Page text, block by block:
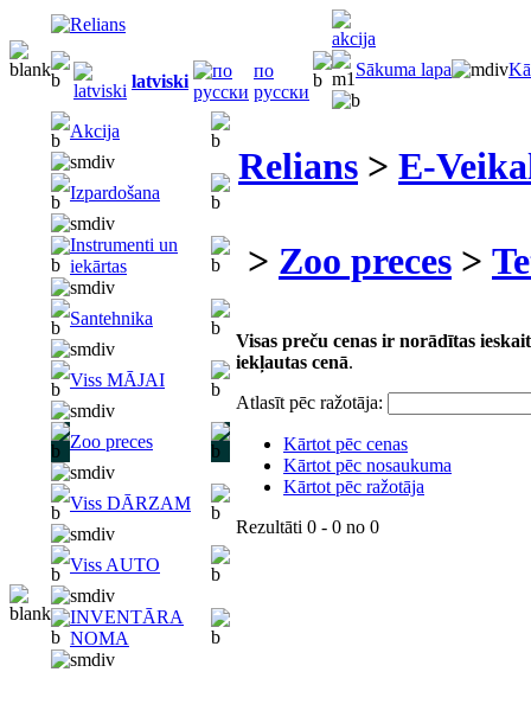
latviski
по
русски
Sākuma lapa
Akcija
Izpardošana
Instrumenti un
iekārtas
Santehnika
Viss MĀJAI
Zoo preces
Viss DĀRZAM
Viss AUTO
INVENTĀRA
NOMA
Relians > E-
> Zoo preces >
Visas preču cenas ir norādītas
iekļautas cenā.
Atlasīt pēc ražotāja:
Kārtot pēc cenas
Kārtot pēc nosaukuma
Kārtot pēc ražotāja
Rezultāti 0 - 0 no 0